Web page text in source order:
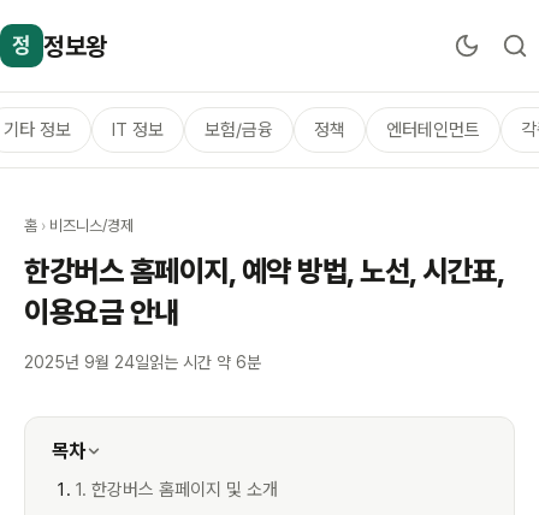
정 정보왕
기타 정보 IT 정보 보험/금융 정책 엔터테인먼트
홈 › 비즈니스/경제
한강버스 홈페이지, 예약 방법, 노선, 시간표,
이용요금 안내
2025년 9월 24일읽는 시간 약 6분
목차
1. 한강버스 홈페이지 및 소개